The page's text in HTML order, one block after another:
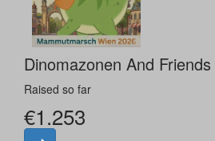
Dinomazonen And Friends
Raised so far
€1.253